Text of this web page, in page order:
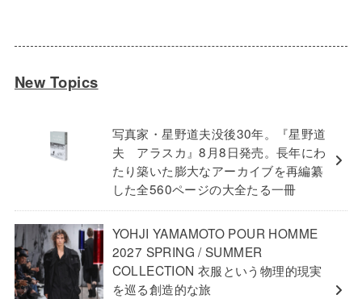
New Topics
写真家・星野道夫没後30年。『星野道
夫 アラスカ』8月8日発売。長年にわ
たり築いた膨大なアーカイブを再編纂
した全560ページの大全たる一冊
YOHJI YAMAMOTO POUR HOMME
2027 SPRING / SUMMER
COLLECTION 衣服という物理的現実
を巡る創造的な旅